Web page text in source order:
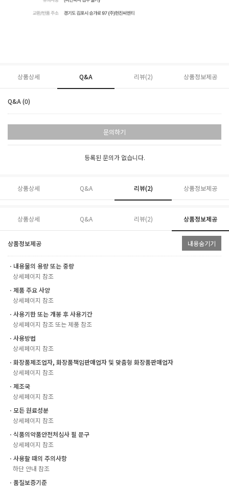
상품상세 Q&A 리뷰(2) 상품정보제공
Q&A (0)
문의하기
등록된 문의가 없습니다.
상품상세 Q&A 리뷰(2) 상품정보제공
상품상세 Q&A 리뷰(2) 상품정보제공
상품정보제공 내용숨기기
ㆍ내용물의 용량 또는 중량
상세페이지 참조
ㆍ제품 주요 사양
상세페이지 참조
ㆍ사용기한 또는 개봉 후 사용기간
상세페이지 참조 또는 제품 참조
ㆍ사용방법
상세페이지 참조
ㆍ화장품제조업자, 화장품책임판매업자 및 맞춤형 화장품판매업자
상세페이지 참조
ㆍ제조국
상세페이지 참조
ㆍ모든 원료성분
상세페이지 참조
ㆍ식품의약품안전처심사 필 문구
상세페이지 참조
ㆍ사용할 때의 주의사항
하단 안내 참조
ㆍ품질보증기준